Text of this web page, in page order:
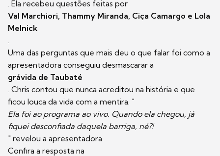
. Ela recebeu questões feitas por
Val Marchiori, Thammy Miranda, Ciça Camargo e Lola
Melnick
Uma das perguntas que mais deu o que falar foi como a
apresentadora conseguiu desmascarar a
grávida de Taubaté
. Chris contou que nunca acreditou na história e que
ficou louca da vida com a mentira. "
Ela foi ao programa ao vivo. Quando ela chegou, já
fiquei desconfiada daquela barriga, né?!
" revelou a apresentadora.
Confira a resposta na